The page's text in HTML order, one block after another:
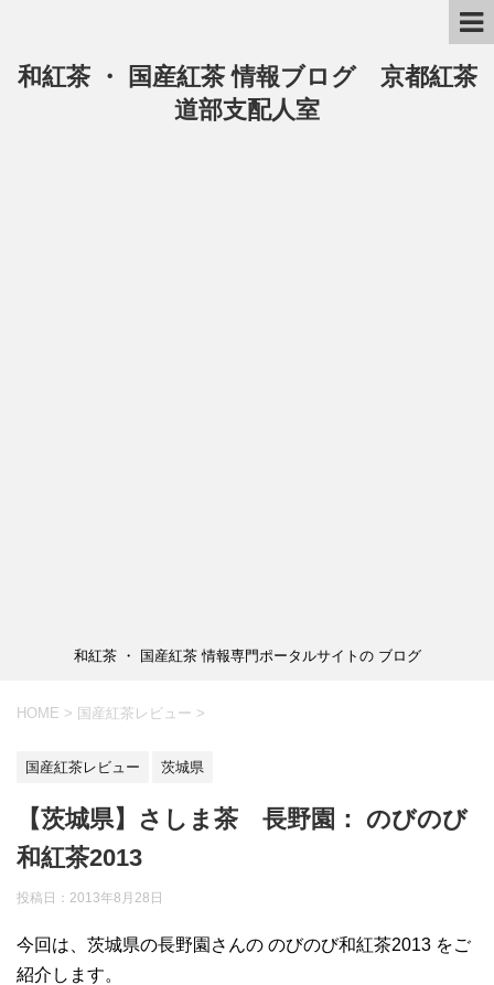
和紅茶 ・ 国産紅茶 情報ブログ 京都紅茶
道部支配人室
和紅茶 ・ 国産紅茶 情報専門ポータルサイトの ブログ
HOME > 国産紅茶レビュー >
国産紅茶レビュー 茨城県
【茨城県】さしま茶 長野園： のびのび
和紅茶2013
投稿日：2013年8月28日
今回は、茨城県の長野園さんの のびのび和紅茶2013 をご
紹介します。